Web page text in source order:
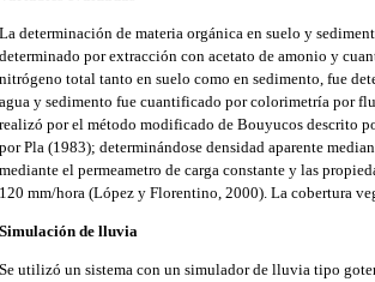
La determinación de materia orgánica en suelo y
determinado por extracción con acetato de amonio y
nitrógeno total tanto en suelo como en sedimento, fue
agua y sedimento fue cuantificado por colorimetría por
realizó por el método modificado de Bouyucos descrito
por Pla (1983); determinándose densidad aparente
mediante el permeametro de carga constante y las
120 mm/hora (López y Florentino, 2000). La cobertura
Simulación de lluvia
Se utilizó un sistema con un simulador de lluvia tipo